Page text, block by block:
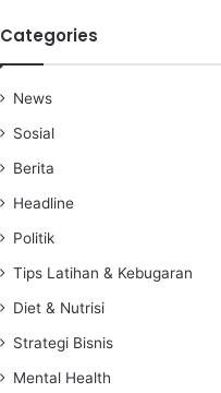
Categories
News
Sosial
Berita
Headline
Politik
Tips Latihan & Kebugaran
Diet & Nutrisi
Strategi Bisnis
Mental Health